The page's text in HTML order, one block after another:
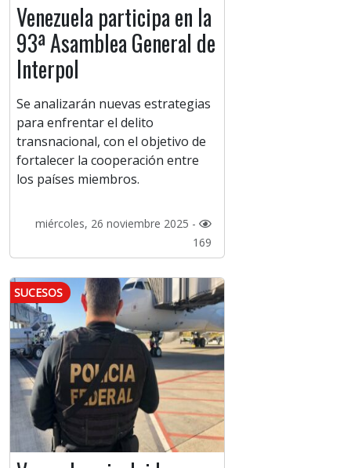
Venezuela participa en la
93ª Asamblea General de
Interpol
Se analizarán nuevas estrategias
para enfrentar el delito
transnacional, con el objetivo de
fortalecer la cooperación entre
los países miembros.
miércoles, 26 noviembre 2025 -
169
SUCESOS